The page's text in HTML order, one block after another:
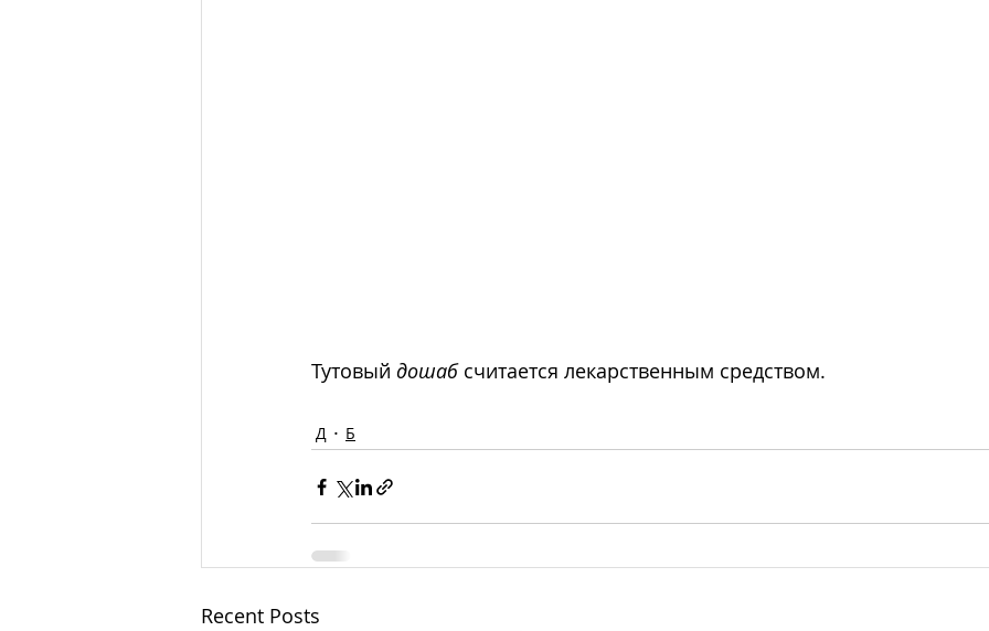
Тутовый дошаб считается лекарственным средством.
Д Б
Recent Posts